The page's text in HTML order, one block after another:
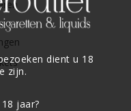
dient u 18
zijn.
jaar?